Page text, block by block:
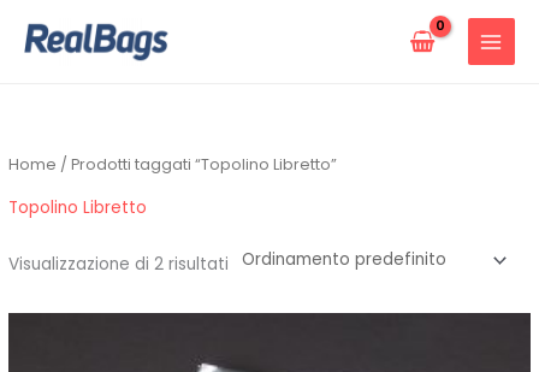
Home / Prodotti taggati “Topolino Libretto”
Topolino Libretto
Visualizzazione di 2 risultati